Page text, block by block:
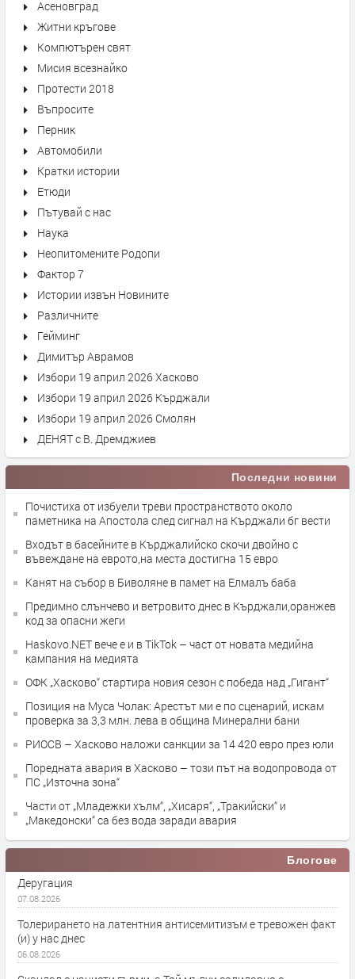
Асеновград
Житни кръгове
Компютърен свят
Мисия всезнайко
Протести 2018
Въпросите
Перник
Автомобили
Кратки истории
Етюди
Пътувай с нас
Наука
Неопитомените Родопи
Фактор 7
Истории извън Новините
Различните
Гейминг
Димитър Аврамов
Избори 19 април 2026 Хасково
Избори 19 април 2026 Кърджали
Избори 19 април 2026 Смолян
ДЕНЯТ с В. Дремджиев
Последни новини
Почистиха от избуели треви пространството около
паметника на Апостола след сигнал на Кърджали бг вести
Входът в басейните в Кърджалийско скочи двойно с
въвеждане на еврото,на места достигна 15 евро
Канят на събор в Биволяне в памет на Елмалъ баба
Предимно слънчево и ветровито днес в Кърджали,оранжев
код за опасни жеги
Haskovo.NET вече е и в TikTok – част от новата медийна
кампания на медията
ОФК „Хасково“ стартира новия сезон с победа над „Гигант“
Позиция на Муса Чолак: Арестът ми е по сценарий, искам
проверка за 3,3 млн. лева в община Минерални бани
РИОСВ – Хасково наложи санкции за 14 420 евро през юли
Поредната авария в Хасково – този път на водопровода от
ПС „Източна зона“
Части от „Младежки хълм“, „Хисаря“, „Тракийски“ и
„Македонски“ са без вода заради авария
Блогове
Деругация
07.08.2026
Толерирането на латентния антисемитизъм е тревожен факт
(и) у нас днес
06.08.2026